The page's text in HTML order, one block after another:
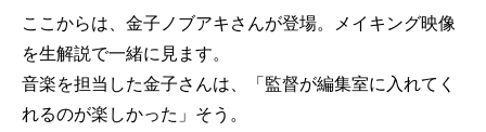
ここからは、金子ノブアキさんが登場。メイキング映像
を生解説で一緒に見ます。
音楽を担当した金子さんは、「監督が編集室に入れてく
れるのが楽しかった」そう。